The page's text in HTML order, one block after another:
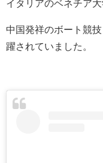
イタリアのベネチア
中国発祥のボート競
躍されていました。